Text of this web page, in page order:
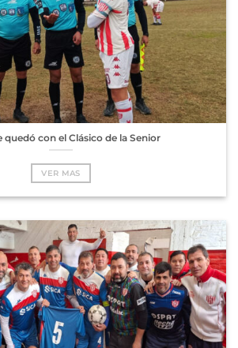
quedó con el Clásico de la Senior
VER MAS